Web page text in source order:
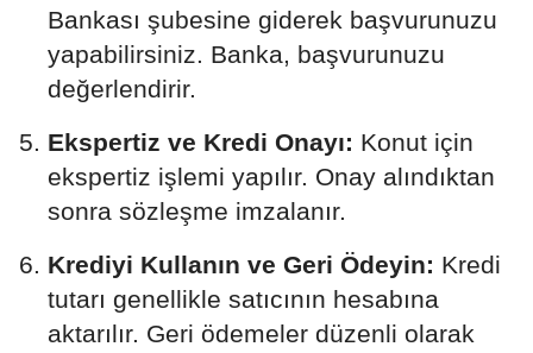
Bankası şubesine giderek başvurunuzu
yapabilirsiniz. Banka, başvurunuzu
değerlendirir.
Ekspertiz ve Kredi Onayı: Konut için
ekspertiz işlemi yapılır. Onay alındıktan
sonra sözleşme imzalanır.
Krediyi Kullanın ve Geri Ödeyin: Kredi
tutarı genellikle satıcının hesabına
aktarılır. Geri ödemeler düzenli olarak